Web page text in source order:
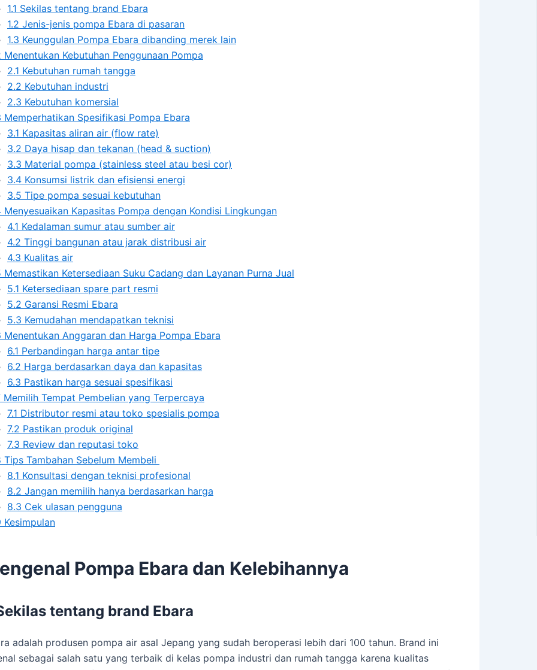
1.1 Sekilas tentang brand Ebara
1.2 Jenis-jenis pompa Ebara di pasaran
1.3 Keunggulan Pompa Ebara dibanding merek lain
Menentukan Kebutuhan Penggunaan Pompa
2.1 Kebutuhan rumah tangga
2.2 Kebutuhan industri
2.3 Kebutuhan komersial
Memperhatikan Spesifikasi Pompa Ebara
3.1 Kapasitas aliran air (flow rate)
3.2 Daya hisap dan tekanan (head & suction)
3.3 Material pompa (stainless steel atau besi cor)
3.4 Konsumsi listrik dan efisiensi energi
3.5 Tipe pompa sesuai kebutuhan
Menyesuaikan Kapasitas Pompa dengan Kondisi Lingkungan
4.1 Kedalaman sumur atau sumber air
4.2 Tinggi bangunan atau jarak distribusi air
4.3 Kualitas air
Memastikan Ketersediaan Suku Cadang dan Layanan Purna Jual
5.1 Ketersediaan spare part resmi
5.2 Garansi Resmi Ebara
5.3 Kemudahan mendapatkan teknisi
Menentukan Anggaran dan Harga Pompa Ebara
6.1 Perbandingan harga antar tipe
6.2 Harga berdasarkan daya dan kapasitas
6.3 Pastikan harga sesuai spesifikasi
Memilih Tempat Pembelian yang Terpercaya
7.1 Distributor resmi atau toko spesialis pompa
7.2 Pastikan produk original
7.3 Review dan reputasi toko
Tips Tambahan Sebelum Membeli
8.1 Konsultasi dengan teknisi profesional
8.2 Jangan memilih hanya berdasarkan harga
8.3 Cek ulasan pengguna
Kesimpulan
Pompa Ebara dan Kelebihannya
tentang brand Ebara
adalah produsen pompa air asal Jepang yang sudah beroperasi lebih dari 100 tahun. Brand ini
sebagai salah satu yang terbaik di kelas pompa industri dan rumah tangga karena kualitas